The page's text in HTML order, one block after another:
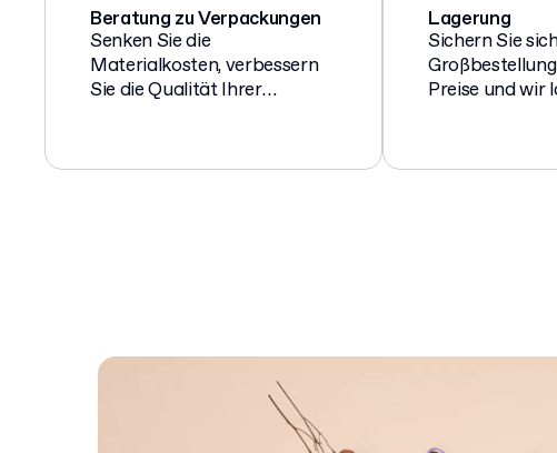
Beratung zu Verpackungen
Senken Sie die
Materialkosten, verbessern
Sie die Qualität Ihrer
umweltfreundlichere
Lagerung
Sichern Sie
Preise und wir
Lagern, bis Sie